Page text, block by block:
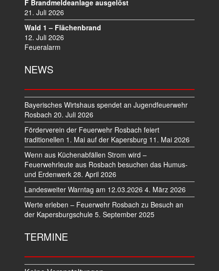
F Brandmeldeanlage ausgelöst
21. Juli 2026
Wald 1 – Flächenbrand
12. Juli 2026
Feueralarm
NEWS
Bayerisches Wirtshaus spendet an Jugendfeuerwehr
Rosbach 20. Juli 2026
Förderverein der Feuerwehr Rosbach feiert
traditionellen 1. Mai auf der Kapersburg 11. Mai 2026
Wenn aus Küchenabfällen Strom wird –
Feuerwehrleute aus Rosbach besuchen das Humus-
und Erdenwerk 28. April 2026
Landesweiter Warntag am 12.03.2026 4. März 2026
Werte erleben – Feuerwehr Rosbach zu Besuch an
der Kapersburgschule 5. September 2025
TERMINE